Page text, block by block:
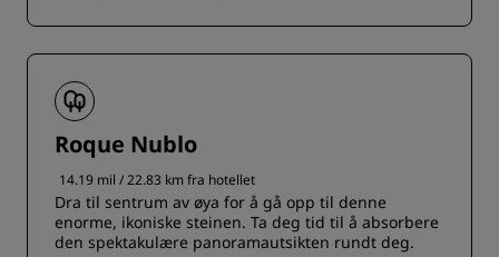
Roque Nublo
14.19 mil / 22.83 km fra hotellet
Dra til sentrum av øya for å gå opp til denne
enorme, ikoniske steinen. Ta deg tid til å absorbere
den spektakulære panoramautsikten rundt deg.